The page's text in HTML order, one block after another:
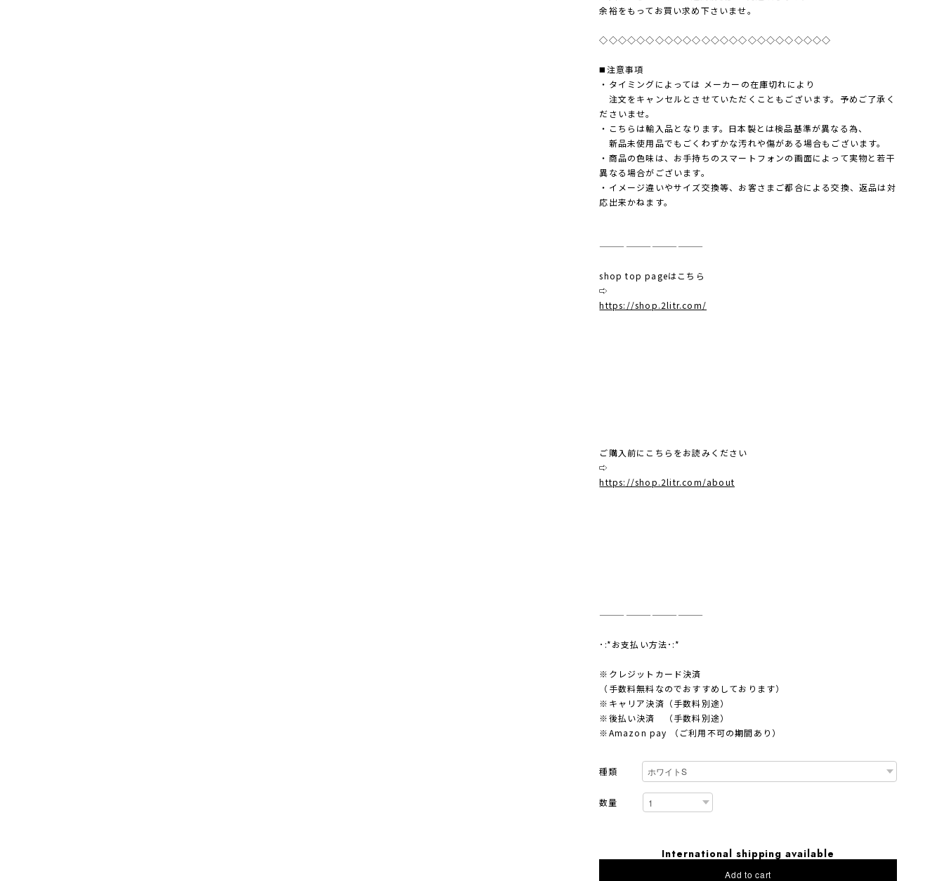
余裕をもってお買い求め下さいませ。
◇◇◇◇◇◇◇◇◇◇◇◇◇◇◇◇◇◇◇◇◇◇◇◇◇
◼️注意事項
・タイミングによっては メーカーの在庫切れにより
注文をキャンセルとさせていただくこともございます。予めご了承く
ださいませ。
・こちらは輸入品となります。日本製とは検品基準が異なる為、
新品未使用品でもごくわずかな汚れや傷がある場合もございます。
・商品の色味は、お手持ちのスマートフォンの画面によって実物と若干
異なる場合がございます。
・イメージ違いやサイズ交換等、お客さまご都合による交換、返品は対
応出来かねます。
————————————
shop top pageはこちら
⇨
https://shop.2litr.com/
ご購入前にこちらをお読みください
⇨
https://shop.2litr.com/about
————————————
･:*お支払い方法･:*
※クレジットカード決済
（手数料無料なのでおすすめしております）
※キャリア決済（手数料別途）
※後払い決済 （手数料別途）
※Amazon pay （ご利用不可の期間あり）
種類
数量
International shipping available
Add to cart